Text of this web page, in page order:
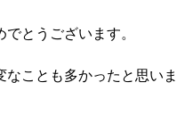
とうございます。
ことも多かったと思いま